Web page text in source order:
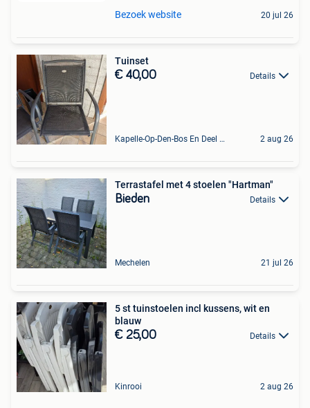
Bezoek website 20 jul 26
Tuinset
€ 40,00 Details
Kapelle-Op-Den-Bos En Deel Van Zemst 2 aug 26
Terrastafel met 4 stoelen "Hartman"
Bieden Details
Mechelen 21 jul 26
5 st tuinstoelen incl kussens, wit en
blauw
€ 25,00 Details
Kinrooi 2 aug 26